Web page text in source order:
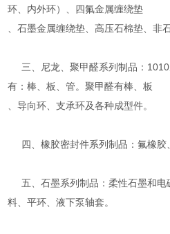
环、内外环）、四氟金属缠绕垫
、石墨金属缠绕垫、高压石棉垫、非
三、尼龙、聚甲醛系列制品：
有：棒、板、管。聚甲醛有棒、板
、导向环、支承环及各种成型件。
四、橡胶密封件系列制品：氟橡胶
五、石墨系列制品：柔性石墨和电
料、平环、液下泵轴套。